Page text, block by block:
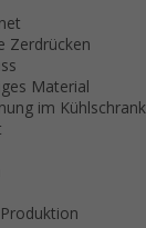
Zerdrücken
Material
im Kühlschrank